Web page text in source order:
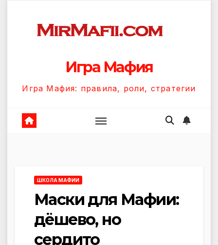
содержанию
Игра Мафия
Игра Мафия: правила, роли, стратегии
ШКОЛА МАФИИ
Маски для Мафии:
дёшево, но
сердито